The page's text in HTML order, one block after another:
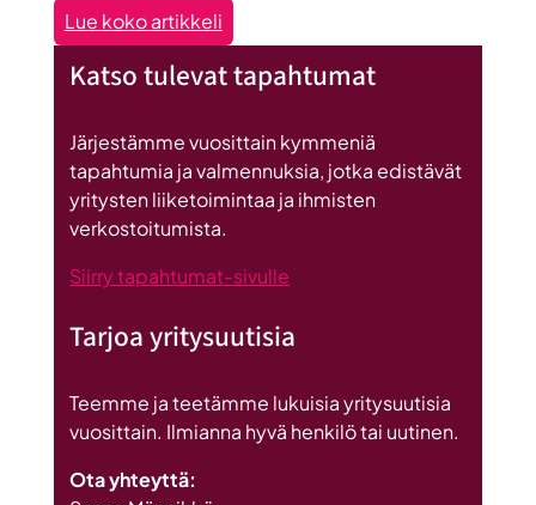
Lue koko artikkeli:
Seinäjoen
datakeskus
Britannnian
suurin
investointi
Katso tulevat tapahtumat
Järjestämme vuosittain kymmeniä
tapahtumia ja valmennuksia, jotka edistävät
yritysten liiketoimintaa ja ihmisten
verkostoitumista.
Siirry tapahtumat-sivulle
Tarjoa yritysuutisia
Teemme ja teetämme lukuisia yritysuutisia
vuosittain. Ilmianna hyvä henkilö tai uutinen.
Ota yhteyttä: